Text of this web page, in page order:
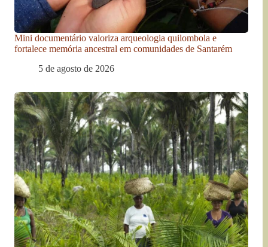
Mini documentário valoriza arqueologia quilombola e
fortalece memória ancestral em comunidades de Santarém
5 de agosto de 2026